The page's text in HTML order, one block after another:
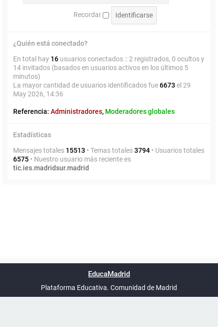
Recordar
¿Quién está conectado?
En total hay 16 usuarios conectados :: 2 registrados, 0 ocultos y
14 invitados (basados en usuarios activos en los últimos 5
minutos)
La mayor cantidad de usuarios identificados fue6673 el 29
May 2026, 14:36
Referencia: Administradores, Moderadores globales
Estadísticas
Mensajes totales 15513 • Temas totales3794 • Usuarios totales
6575 • Nuestro usuario más reciente es
tic.ies.madridsur.madrid
UTC+02:00
phpBB España
EducaMadrid
Plataforma Educativa. Comunidad de Madrid